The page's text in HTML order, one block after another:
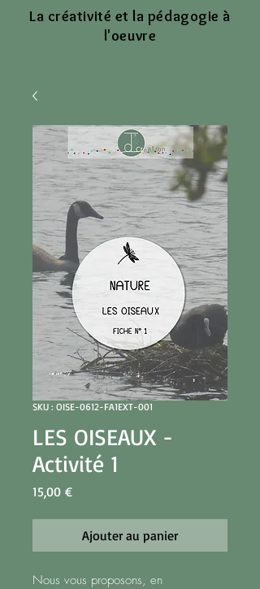
La créativité et la pédagogie à
l'oeuvre
SKU : OISE-0612-FA1EXT-001
LES OISEAUX -
Activité 1
15,00 €Prix
Ajouter au panier
Nous vous proposons, en